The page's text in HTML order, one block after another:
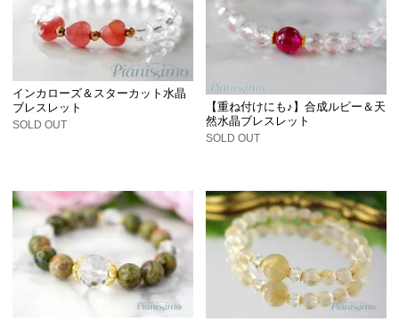
インカローズ＆スターカット水晶
ブレスレット
SOLD OUT
【重ね付けにも♪】合成ルビー＆天
然水晶ブレスレット
SOLD OUT